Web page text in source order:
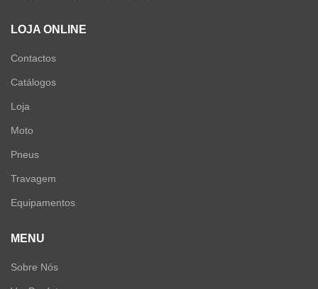
LOJA ONLINE
Contactos
Catálogos
Loja
Moto
Pneus
Travagem
Equipamentos
MENU
Sobre Nós